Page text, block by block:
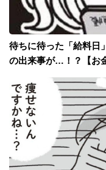
待ちに待った「給料日
の出来事が…！？【お